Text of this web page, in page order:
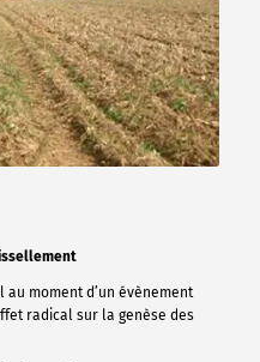
moment d’un évènement
radical sur la genèse des